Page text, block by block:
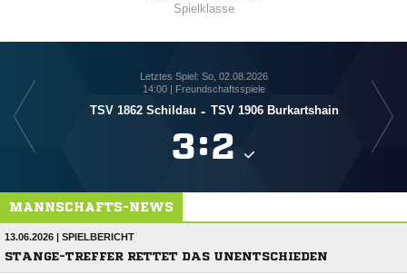
Spielklasse
Letztes Spiel: So, 02.08.2026
14:00 | Freundschaftsspiele
TSV 1862 Schildau - TSV 1906 Burkartshain
:
MANNSCHAFTS-NEWS
13.06.2026 | SPIELBERICHT
STANGE-TREFFER RETTET DAS UNENTSCHIEDEN